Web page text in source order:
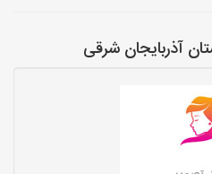
آذربایجان شرقی